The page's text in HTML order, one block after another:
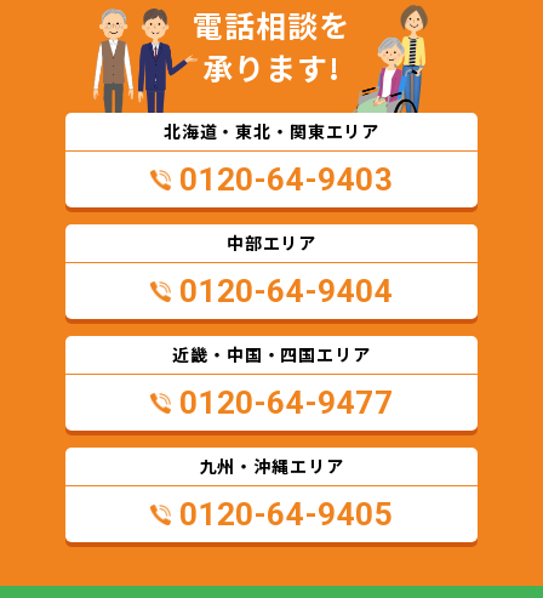
電話相談を
承ります!
北海道・東北・関東エリア
0120-64-9403
中部エリア
0120-64-9404
近畿・中国・四国エリア
0120-64-9477
九州・沖縄エリア
0120-64-9405